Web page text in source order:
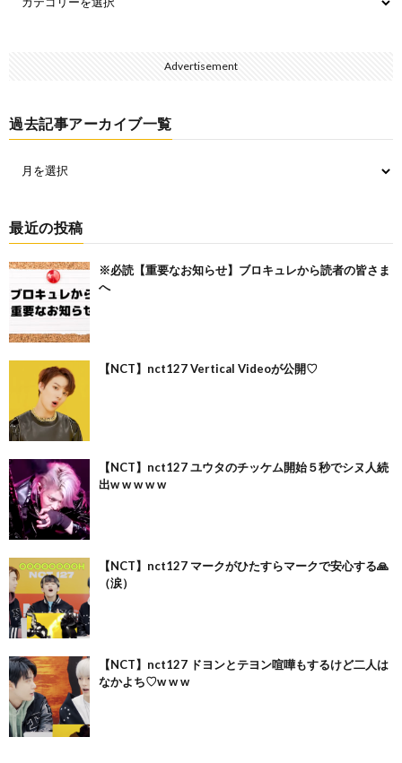
Advertisement
過去記事アーカイブ一覧
最近の投稿
※必読【重要なお知らせ】ブロキュレから読者の皆さま
へ
【NCT】nct127 Vertical Videoが公開♡
【NCT】nct127 ユウタのチッケム開始５秒でシヌ人続
出w w w w w
【NCT】nct127 マークがひたすらマークで安心する🙏
（涙）
【NCT】nct127 ドヨンとテヨン喧嘩もするけど二人は
なかよち♡w w w